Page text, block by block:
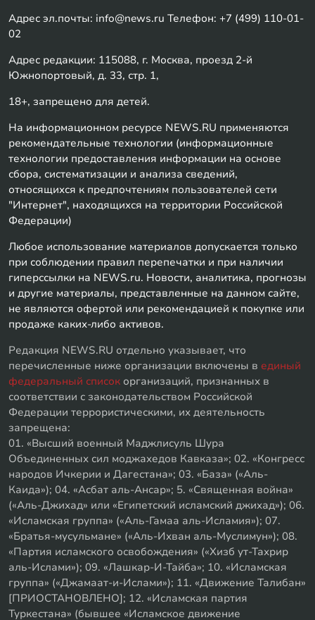
Адрес эл.почты: info@news.ru Телефон: +7 (499) 110-01-
02
Адрес редакции: 115088, г. Москва, проезд 2-й
Южнопортовый, д. 33, стр. 1,
18+, запрещено для детей.
На информационном ресурсе NEWS.RU применяются
рекомендательные технологии (информационные
технологии предоставления информации на основе
сбора, систематизации и анализа сведений,
относящихся к предпочтениям пользователей сети
"Интернет", находящихся на территории Российской
Федерации)
Любое использование материалов допускается только
при соблюдении правил перепечатки и при наличии
гиперссылки на NEWS.ru. Новости, аналитика, прогнозы
и другие материалы, представленные на данном сайте,
не являются офертой или рекомендацией к покупке или
продаже каких-либо активов.
Редакция NEWS.RU отдельно указывает, что
перечисленные ниже организации включены в единый
федеральный список организаций, признанных в
соответствии с законодательством Российской
Федерации террористическими, их деятельность
запрещена:
01. «Высший военный Маджлисуль Шура
Объединенных сил моджахедов Кавказа»; 02. «Конгресс
народов Ичкерии и Дагестана»; 03. «База» («Аль-
Каида»); 04. «Асбат аль-Ансар»; 5. «Священная война»
(«Аль-Джихад» или «Египетский исламский джихад»); 06.
«Исламская группа» («Аль-Гамаа аль-Исламия»); 07.
«Братья-мусульмане» («Аль-Ихван аль-Муслимун»); 08.
«Партия исламского освобождения» («Хизб ут-Тахрир
аль-Ислами»); 09. «Лашкар-И-Тайба»; 10. «Исламская
группа» («Джамаат-и-Ислами»); 11. «Движение Талибан»
[ПРИОСТАНОВЛЕНО]; 12. «Исламская партия
Туркестана» (бывшее «Исламское движение